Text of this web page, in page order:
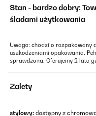
Stan - bardzo dobry:
śladami użytkowania
Uwaga: chodzi o rozpakowany
uszkodzeniami opakowania.
sprawdzona. Oferujemy 2 lata
Zalety
stylowy: dostępny z